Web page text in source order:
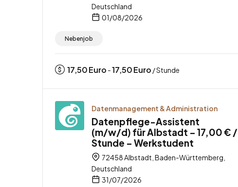
Deutschland
01/08/2026
Nebenjob
17,50Euro -17,50Euro / Stunde
Datenmanagement & Administration
Datenpflege-Assistent
(m/w/d) für Albstadt – 17,00 € /
Stunde – Werkstudent
72458 Albstadt, Baden-Württemberg,
Deutschland
31/07/2026